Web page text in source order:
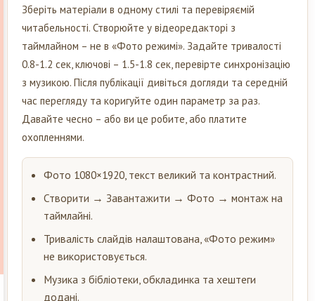
Зберіть матеріали в одному стилі та перевіряємій
читабельності. Створюйте у відеоредакторі з
таймлайном – не в «Фото режимі». Задайте тривалості
0.8-1.2 сек, ключові – 1.5-1.8 сек, перевірте синхронізацію
з музикою. Після публікації дивіться догляди та середній
час перегляду та коригуйте один параметр за раз.
Давайте чесно – або ви це робите, або платите
охопленнями.
Фото 1080×1920, текст великий та контрастний.
Створити → Завантажити → Фото → монтаж на
таймлайні.
Тривалість слайдів налаштована, «Фото режим»
не використовується.
Музика з бібліотеки, обкладинка та хештеги
додані.